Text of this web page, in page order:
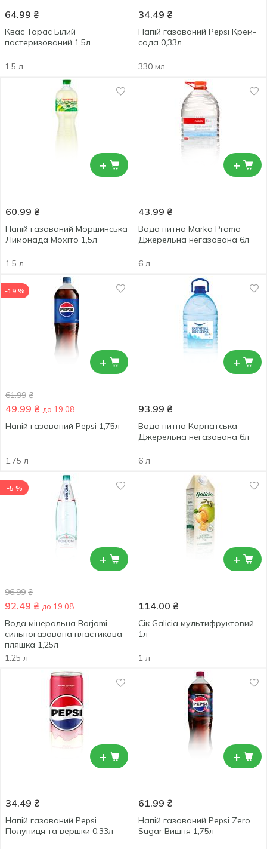
64.99 ₴
Квас Тарас Білий
пастеризований 1,5л
1.5 л
34.49 ₴
Напій газований Pepsi Крем-
сода 0,33л
330 мл
+
60.99 ₴
Напій газований Моршинська
Лимонада Мохіто 1,5л
1.5 л
+
43.99 ₴
Вода питна Marka Promo
Джерельна негазована 6л
6 л
+
-19 %
61.99 ₴
49.99 ₴ до 19.08
Напій газований Pepsi 1,75л
1.75 л
+
93.99 ₴
Вода питна Карпатська
Джерельна негазована 6л
6 л
+
-5 %
96.99 ₴
92.49 ₴ до 19.08
Вода мінеральна Borjomi
сильногазована пластикова
пляшка 1,25л
1.25 л
+
114.00 ₴
Сік Galicia мультифруктовий
1л
1 л
+
34.49 ₴
Напій газований Pepsi
Полуниця та вершки 0,33л
+
61.99 ₴
Напій газований Pepsi Zero
Sugar Вишня 1,75л